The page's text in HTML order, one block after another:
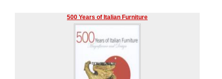
500 Years of Italian Furniture